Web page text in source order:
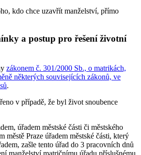
kdo chce uzavřít manželství, přímo
a postup pro řešení životní
zákonem č. 301/2000 Sb., o matrikách,
některých souvisejících zákonů, ve
.
v případě, že byl život snoubence
úřadem městské části či městského
městě Praze úřadem městské části, který
zašle tento úřad do 3 pracovních dnů
manželství matričnímu úřadu příslušnému